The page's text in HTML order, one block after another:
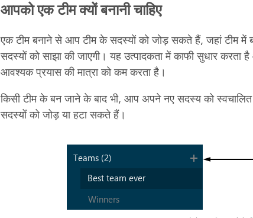
आपको एक टीम क्यों बनानी चाहिए
एक टीम बनाने से आप टीम के सदस्यों को जोड़ सकते हैं, जहां टीम में
सदस्यों को साझा की जाएगी। यह उत्पादकता में काफी सुधार
आवश्यक प्रयास की मात्रा को कम करता है।
किसी टीम के बन जाने के बाद भी, आप अपने नए सदस्य को
सदस्यों को जोड़ या हटा सकते हैं।